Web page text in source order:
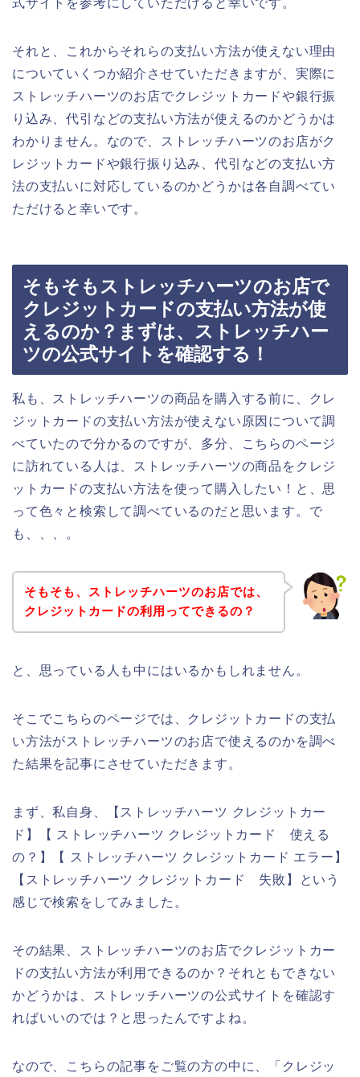
式サイトを参考にしていただけると幸いです。
それと、これからそれらの支払い方法が使えない理由
についていくつか紹介させていただきますが、実際に
ストレッチハーツのお店でクレジットカードや銀行振
り込み、代引などの支払い方法が使えるのかどうかは
わかりません。なので、ストレッチハーツのお店がク
レジットカードや銀行振り込み、代引などの支払い方
法の支払いに対応しているのかどうかは各自調べてい
ただけると幸いです。
そもそもストレッチハーツのお店で
クレジットカードの支払い方法が使
えるのか？まずは、ストレッチハー
ツの公式サイトを確認する！
私も、ストレッチハーツの商品を購入する前に、クレ
ジットカードの支払い方法が使えない原因について調
べていたので分かるのですが、多分、こちらのページ
に訪れている人は、ストレッチハーツの商品をクレジ
ットカードの支払い方法を使って購入したい！と、思
って色々と検索して調べているのだと思います。で
も、、、。
そもそも、ストレッチハーツのお店では、
クレジットカードの利用ってできるの？
と、思っている人も中にはいるかもしれません。
そこでこちらのページでは、クレジットカードの支払
い方法がストレッチハーツのお店で使えるのかを調べ
た結果を記事にさせていただきます。
まず、私自身、【ストレッチハーツ クレジットカー
ド】【 ストレッチハーツ クレジットカード 使える
の？】【 ストレッチハーツ クレジットカード エラー】
【ストレッチハーツ クレジットカード 失敗】という
感じで検索をしてみました。
その結果、ストレッチハーツのお店でクレジットカー
ドの支払い方法が利用できるのか？それともできない
かどうかは、ストレッチハーツの公式サイトを確認す
ればいいのでは？と思ったんですよね。
なので、こちらの記事をご覧の方の中に、「クレジッ